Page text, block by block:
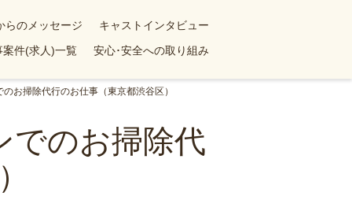
らのメッセージ
キャストインタビュー
案件(求人)一覧 安心･安全への取り組み
お掃除代行のお仕事（東京都渋谷区）
でのお掃除代